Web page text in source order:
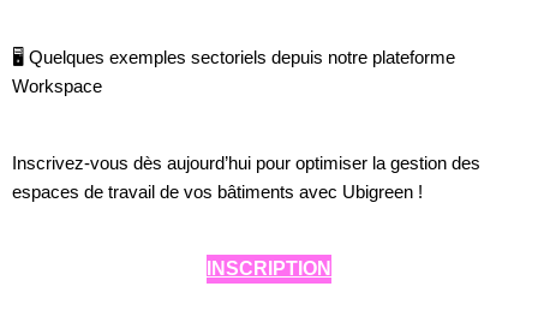
🖥 Quelques exemples sectoriels depuis notre plateforme
Workspace
Inscrivez-vous dès aujourd’hui pour optimiser la gestion des
espaces de travail de vos bâtiments avec Ubigreen !
INSCRIPTION